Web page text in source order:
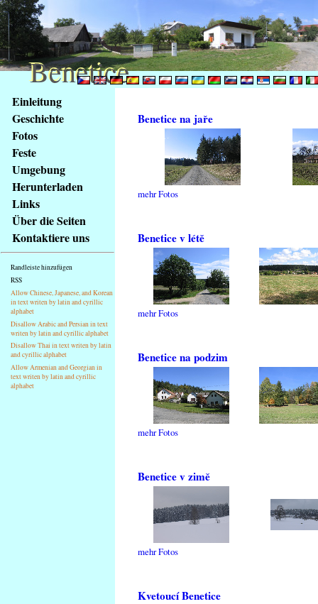
obsah
stránky
Klávesové
zkratky
tomto
webu
základní
Hlavní
strana
Einleitung
Geschichte
Fotos
Feste
Umgebung
Herunterladen
Links
Über die Seiten
Kontaktiere uns
Randleiste hinzufügen
RSS
Allow Chinese, Japanese, and Korean
in text writen by latin and cyrillic
alphabet
Disallow Arabic and Persian in text
writen by latin and cyrillic alphabet
Disallow Thai in text writen by latin
and cyrillic alphabet
Allow Armenian and Georgian in
text writen by latin and cyrillic
alphabet
Benetice na jaře
mehr Fotos
Benetice v létě
mehr Fotos
Benetice na podzim
mehr Fotos
Benetice v zimě
mehr Fotos
Kvetoucí Benetice
Benetice
Benetice